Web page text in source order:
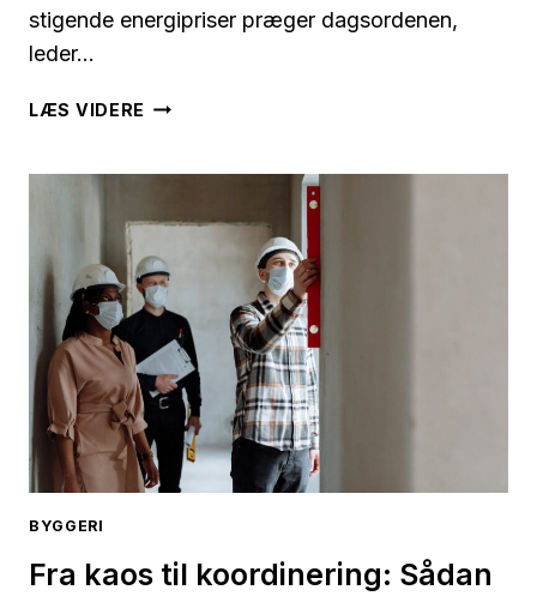
stigende energipriser præger dagsordenen,
leder…
LÆS VIDERE JORDVARME:
HELE
ÅRET
RUNDT
BYGGERI
Fra kaos til koordinering: Sådan